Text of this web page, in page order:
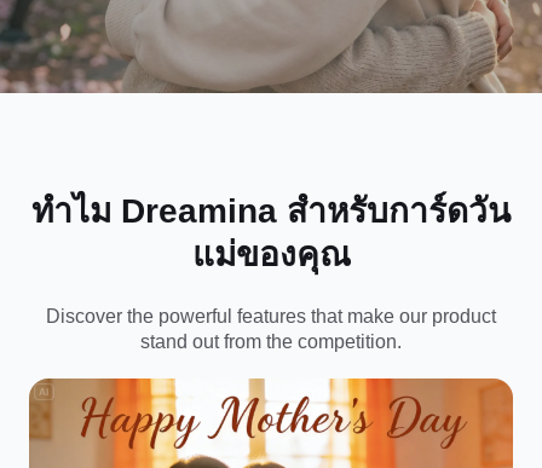
สร้าง ปรับแต่ง และแบ่งปันหรือพิมพ์ - ไม่จำเป็นต้องมี
ทำไม Dreamina สำหรับการ์ดวัน
แม่ของคุณ
Discover the powerful features that make our product
stand out from the competition.